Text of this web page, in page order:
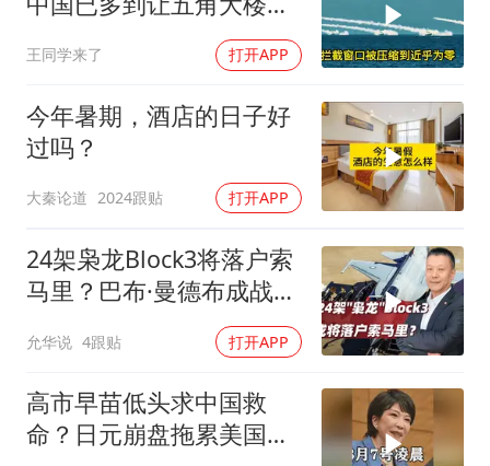
王同学来了 打开APP
今年暑期，酒店的日子好
过吗？
大秦论道 2024跟贴 打开APP
24架枭龙Block3将落户索
马里？巴布·曼德布成战略
允华说 4跟贴 打开APP
高市早苗低头求中国救
命？日元崩盘拖累美国下